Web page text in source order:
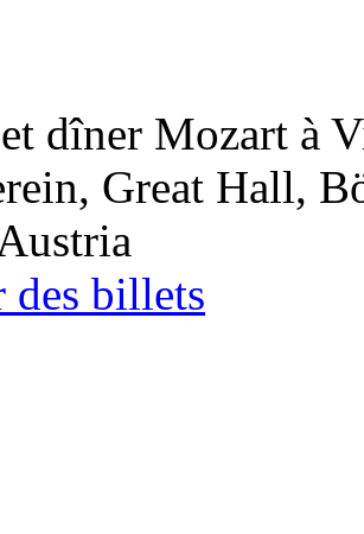
dîner Mozart à
Great Hall,
des billets